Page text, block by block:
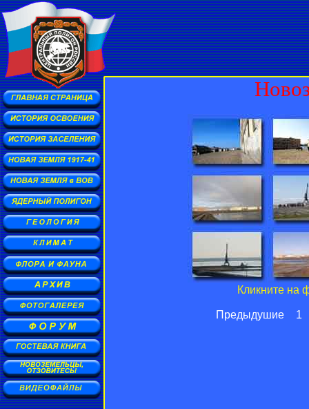
Кликните на
Предыдушие 1